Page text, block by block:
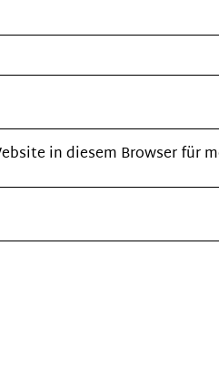
in diesem Browser für